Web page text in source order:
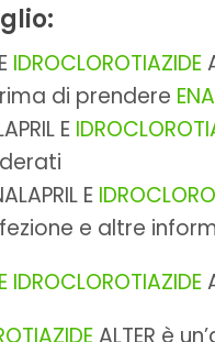
IDROCLOROTIAZIDE
di prendere
E
E
e altre
IDROCLOROTIAZIDE
ALTER è